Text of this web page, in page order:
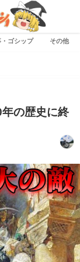
・ゴシップ その他
の歴史に終